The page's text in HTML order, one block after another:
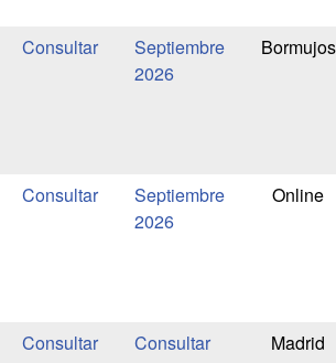
Septiembre
2026
Bormujos
Septiembre
2026
Online
Madrid